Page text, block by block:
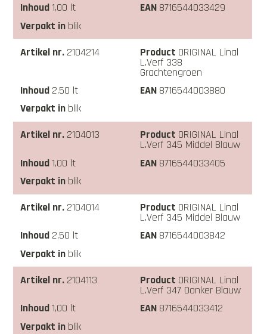
1,00 lt
8716544033429
blik
2104214
ORIGINAL Linal
L.Verf 338
Grachtengroen
2,50 lt
8716544003880
blik
2104013
ORIGINAL Linal
L.Verf 345 Middel Blauw
1,00 lt
8716544033405
blik
2104014
ORIGINAL Linal
L.Verf 345 Middel Blauw
2,50 lt
8716544003842
blik
2104113
ORIGINAL Linal
L.Verf 347 Donker Blauw
1,00 lt
8716544033412
blik